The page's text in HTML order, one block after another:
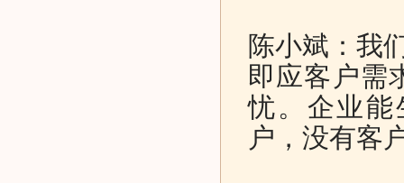
陈小斌：我
即应客户需
忧。企业能
户，没有客